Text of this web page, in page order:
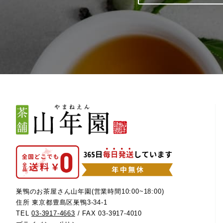
巣鴨のお茶屋さん山年園(営業時間10:00~18:00)
住所 東京都豊島区巣鴨3-34-1
TEL03-3917-4663 / FAX 03-3917-4010